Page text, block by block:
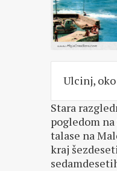
Ulcinj,
Stara
pogledom
talase na
kraj